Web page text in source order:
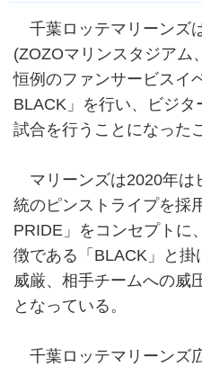
千葉ロッテマリーンズ
(ZOZOマリンスタジアム
恒例のファンサービスイ
BLACK」を行い、ビジ
試合を行うことになった
マリーンズは2020年は
統のピンストライプを採
PRIDE」をコンセプトに
徴である「BLACK」と掛
威厳、相手チームへの威
となっている。
千葉ロッテマリーンズ